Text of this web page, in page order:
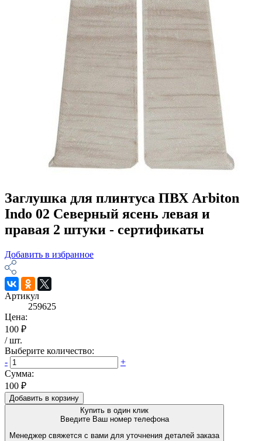
Заглушка для плинтуса ПВХ Arbiton
Indo 02 Северный ясень левая и
правая 2 штуки - сертификаты
Добавить в избранное
Артикул
259625
Цена:
100 ₽
/шт.
Выберите количество:
-
+
Сумма:
100 ₽
Добавить в корзину
Купить в один клик
Введите Ваш номер телефона
Менеджер свяжется с вами для уточнения деталей заказа